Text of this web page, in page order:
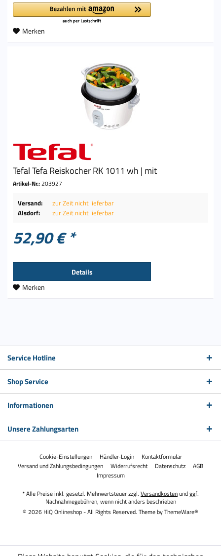
Merken
Tefal Tefa Reiskocher RK 1011 wh | mit
Artikel-Nr.:203927
Versand:
zur Zeit nicht lieferbar
Alsdorf:
zur Zeit nicht lieferbar
52,90 € *
Details
Merken
Service Hotline
Shop Service
Informationen
Unsere Zahlungsarten
Cookie-Einstellungen Händler-Login
Kontaktformular
Versand und Zahlungsbedingungen
Widerrufsrecht Datenschutz
AGB
Impressum
* Alle Preise inkl. gesetzl. Mehrwertsteuer zzgl. Versandkostenund ggf.
Nachnahmegebühren, wenn nicht anders beschrieben
© 2026 HiQ Onlineshop - All Rights Reserved. Theme byThemeWare®